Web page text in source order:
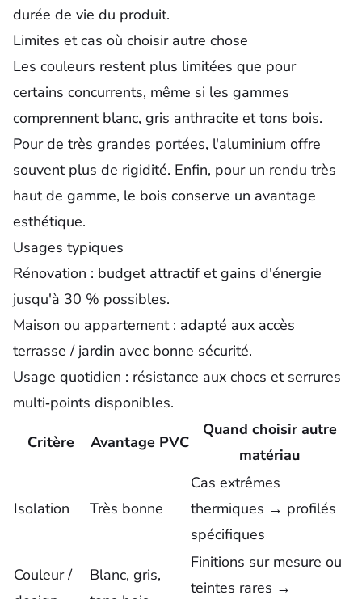
durée de vie du produit.
Limites et cas où choisir autre chose
Les couleurs restent plus limitées que pour
certains concurrents, même si les gammes
comprennent blanc, gris anthracite et tons bois.
Pour de très grandes portées, l'aluminium offre
souvent plus de rigidité. Enfin, pour un rendu très
haut de gamme, le bois conserve un avantage
esthétique.
Usages typiques
Rénovation : budget attractif et gains d'énergie
jusqu'à 30 % possibles.
Maison ou appartement : adapté aux accès
terrasse / jardin avec bonne sécurité.
Usage quotidien : résistance aux chocs et serrures
multi‑points disponibles.
Critère Avantage PVC
Quand choisir autre
matériau
Isolation Très bonne
Cas extrêmes
thermiques → profilés
spécifiques
Couleur /
Blanc, gris,
Finitions sur mesure ou
teintes rares →